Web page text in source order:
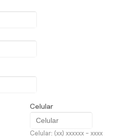
Celular
Celular: (xx) xxxxxx - xxxx